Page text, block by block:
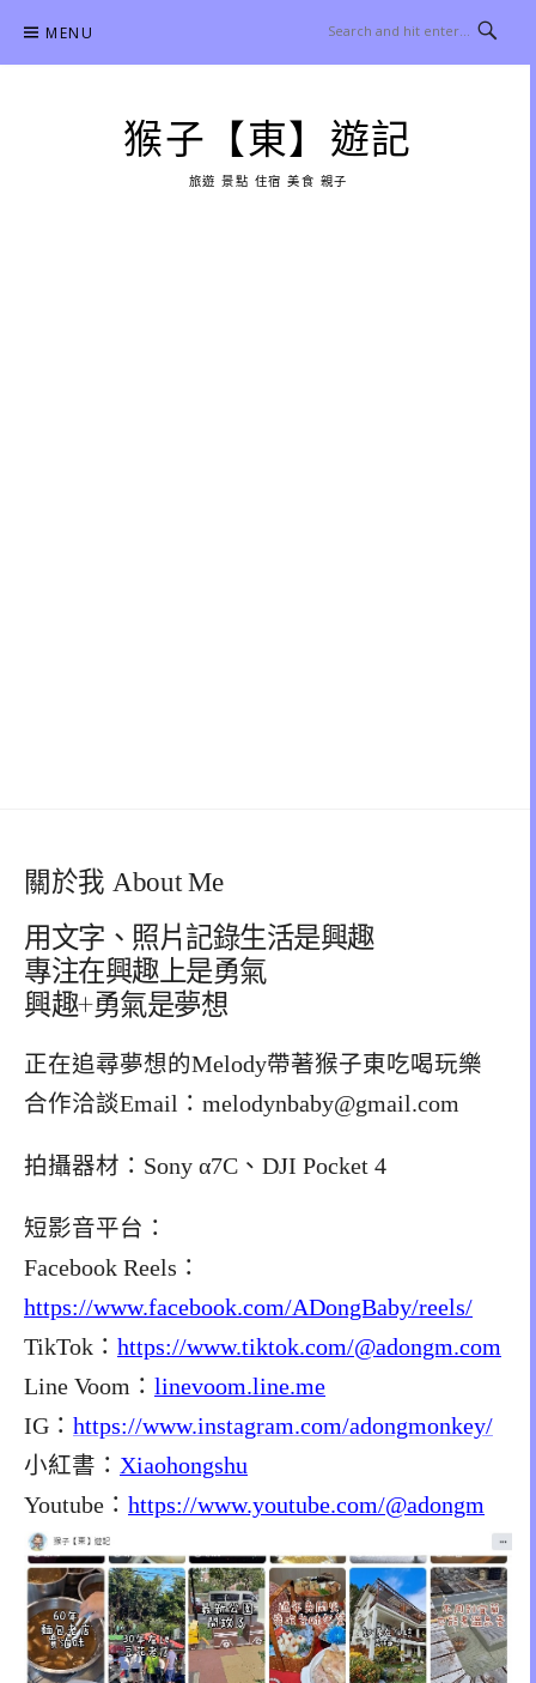
content
MENU
猴子【東】遊記
旅遊 景點 住宿 美食 親子
關於我 About Me
用文字、照片記錄生活是興趣
專注在興趣上是勇氣
興趣+勇氣是夢想
正在追尋夢想的Melody帶著猴子東吃喝玩樂
合作洽談Email： melodynbaby@gmail.com
拍攝器材：Sony α7C、DJI Pocket 4
短影音平台：
Facebook Reels：
https://www.facebook.com/ADongBaby/reels/
TikTok： https://www.tiktok.com/@adongm.com
Line Voom： linevoom.line.me
IG： https://www.instagram.com/adongmonkey/
小紅書： Xiaohongshu
Youtube： https://www.youtube.com/@adongm